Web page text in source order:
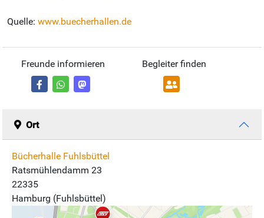
Quelle: www.buecherhallen.de
Freunde informieren Begleiter finden
Ort
Bücherhalle Fuhlsbüttel
Ratsmühlendamm 23
22335
Hamburg (Fuhlsbüttel)